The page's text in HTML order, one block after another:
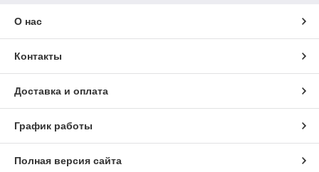
О нас
Контакты
Доставка и оплата
График работы
Полная версия сайта